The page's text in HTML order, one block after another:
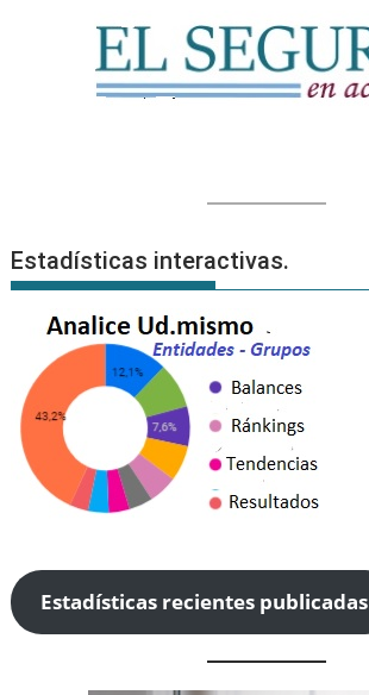
Estadísticas interactivas.
Estadísticas recientes publicadas